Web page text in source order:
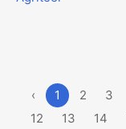
‹ 1 2 3
12
13 14